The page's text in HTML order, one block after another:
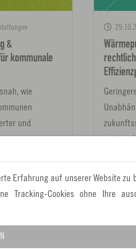
&
kommunale
wie
und
setzen
19.
Erfahrung auf unserer Website zu
Tracking-Cookies ohne Ihre